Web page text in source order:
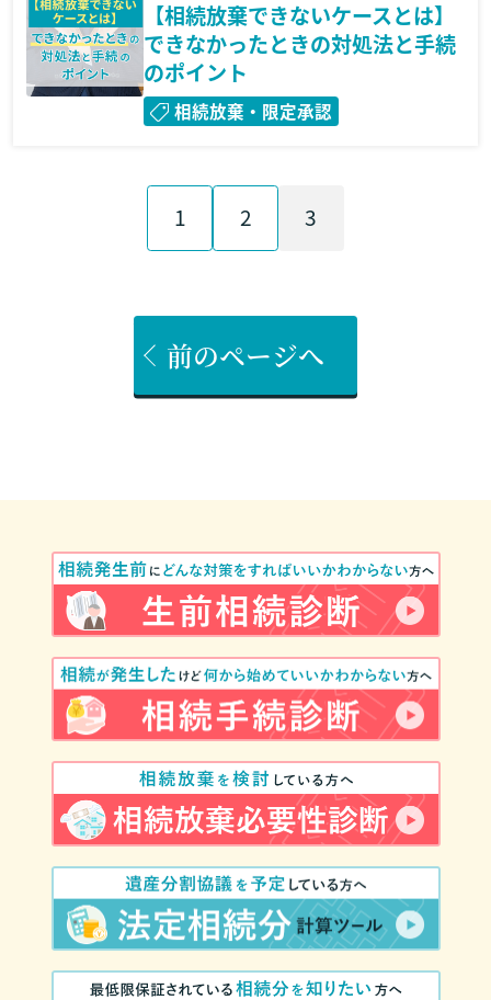
【相続放棄できないケースとは】
できなかったときの対処法と手続
のポイント
相続放棄・限定承認
1 2 3
前のページへ